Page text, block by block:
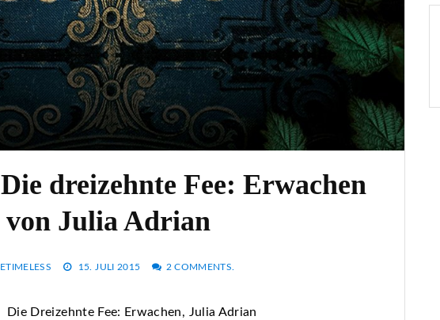
dreizehnte Fee: Erwachen
von Julia Adrian
15. JULI 2015 2 COMMENTS.
Die Dreizehnte Fee: Erwachen, Julia Adrian